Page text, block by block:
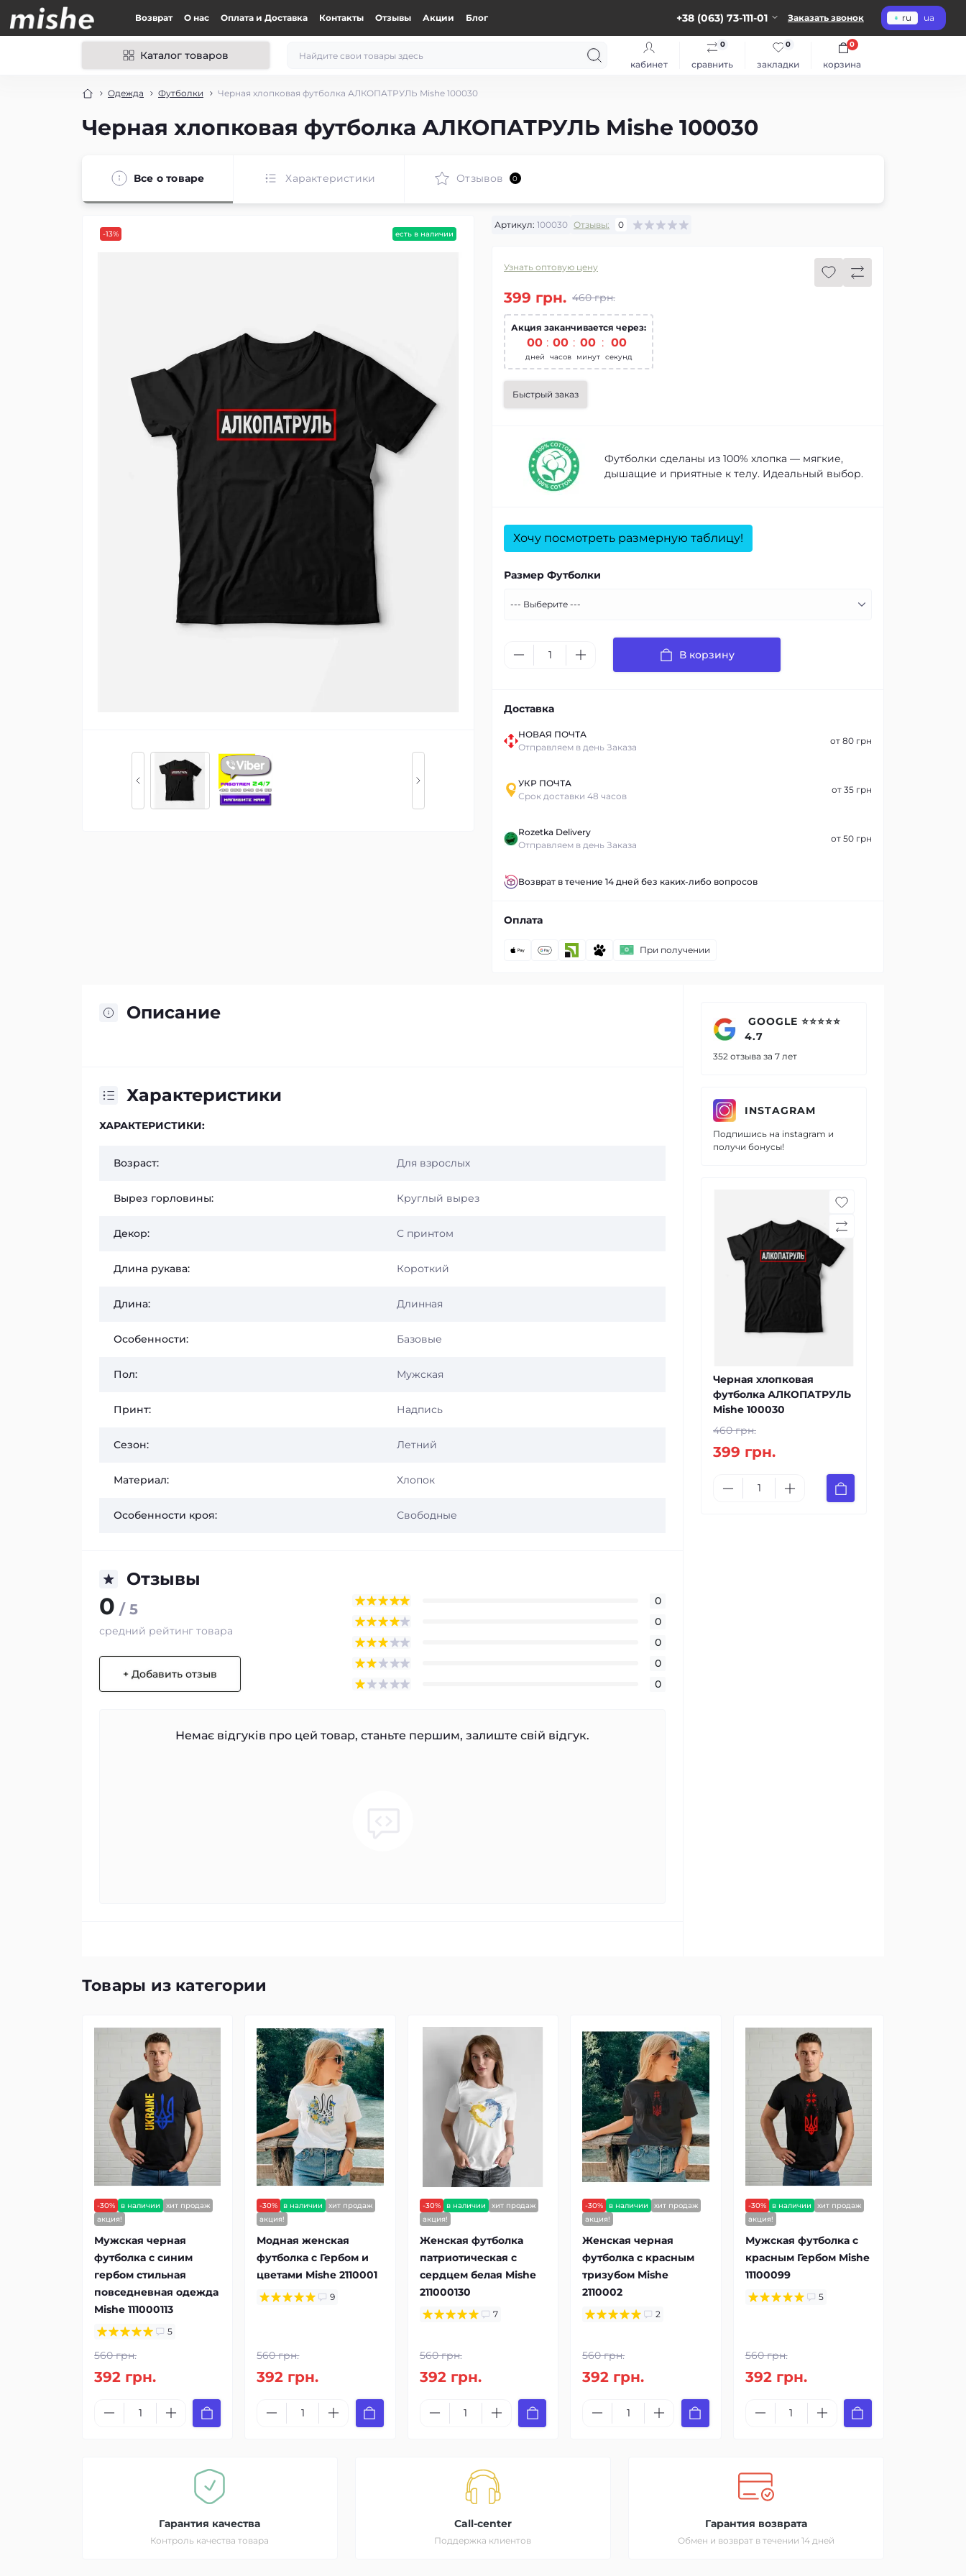
Возврат О нас Оплата и Доставка Контакты Отзывы Акции Блог +38 (063) 73-111-01 Заказать звонок ru ua
Каталог товаров
кабинет сравнить
0
закладки
0
корзина
0
Одежда Футболки Черная хлопковая футболка АЛКОПАТРУЛЬ Mishe 100030
Черная хлопковая футболка АЛКОПАТРУЛЬ Mishe 100030
Все о товаре Характеристики Отзывов 0
-13% есть в наличии
Артикул: 100030 Отзывы: 0
Узнать оптовую цену
460 грн.
399 грн.
Акция заканчивается через:
00
дней
: 00
часов
: 00
минут
: 00
секунд
Быстрый заказ
Футболки сделаны из 100% хлопка — мягкие,
дышащие и приятные к телу. Идеальный выбор.
Хочу посмотреть размерную таблицу!
Размер Футболки
В корзину
Доставка
НОВАЯ ПОЧТА
Отправляем в день Заказа
от 80 грн
УКР ПОЧТА
Срок доставки 48 часов
от 35 грн
Rozetka Delivery
Отправляем в день Заказа
от 50 грн
Возврат в течение 14 дней без каких-либо вопросов
Оплата
При получении
Описание
Характеристики
ХАРАКТЕРИСТИКИ:
Возраст: Для взрослых
Вырез горловины: Круглый вырез
Декор: С принтом
Длина рукава: Короткий
Длина: Длинная
Особенности: Базовые
Пол: Мужская
Принт: Надпись
Сезон: Летний
Материал: Хлопок
Особенности кроя: Свободные
Отзывы
0 / 5
средний рейтинг товара
+ Добавить отзыв
0
0
0
0
0
Немає відгуків про цей товар, станьте першим, залиште свій відгук.
GOOGLE ⭐⭐⭐⭐⭐
4.7
352 отзыва за 7 лет
INSTAGRAM
Подпишись на instagram и
получи бонусы!
Черная хлопковая
футболка АЛКОПАТРУЛЬ
Mishe 100030
460 грн.
399 грн.
Товары из категории
-30% в наличии
хит продаж
акция!
Мужская черная
футболка с синим
гербом стильная
повседневная одежда
Mishe 111000113
5
560 грн.
392 грн.
-30% в наличии
хит продаж
акция!
Модная женская
футболка с Гербом и
цветами Mishe 2110001
9
560 грн.
392 грн.
-30% в наличии
хит продаж
акция!
Женская футболка
патриотическая с
сердцем белая Mishe
211000130
7
560 грн.
392 грн.
-30% в наличии
хит продаж
акция!
Женская черная
футболка с красным
тризубом Mishe
2110002
2
560 грн.
392 грн.
-30% в наличии
хит продаж
акция!
Мужская футболка с
красным Гербом Mishe
11100099
5
560 грн.
392 грн.
Гарантия качества
Контроль качества товара
Call-center
Поддержка клиентов
Гарантия возврата
Обмен и возврат в течении 14 дней